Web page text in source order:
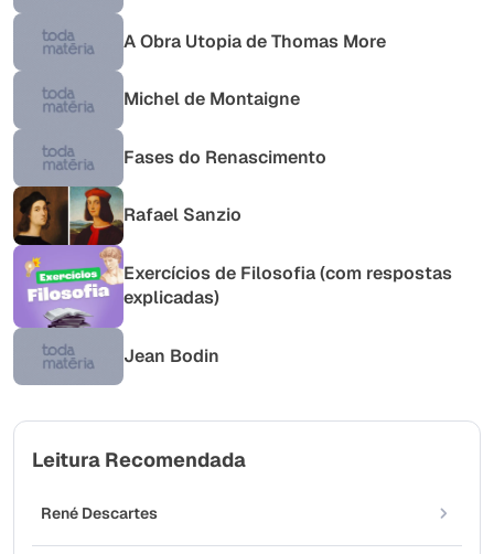
A Obra Utopia de Thomas More
Michel de Montaigne
Fases do Renascimento
Rafael Sanzio
Exercícios de Filosofia (com respostas
explicadas)
Jean Bodin
Leitura Recomendada
René Descartes